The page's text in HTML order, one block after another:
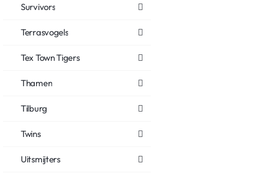
Survivors
Terrasvogels
Tex Town Tigers
Thamen
Tilburg
Twins
Uitsmijters